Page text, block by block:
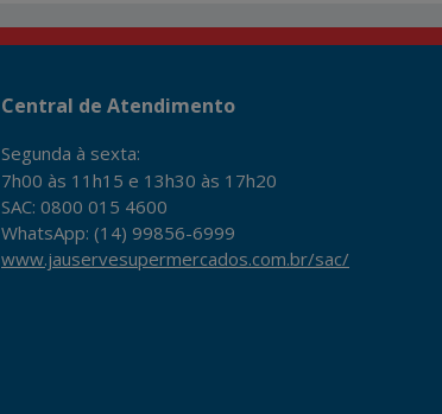
Central de Atendimento
Segunda à sexta:
7h00 às 11h15 e 13h30 às 17h20
SAC: 0800 015 4600
WhatsApp: (14) 99856-6999
www.jauservesupermercados.com.br/sac/